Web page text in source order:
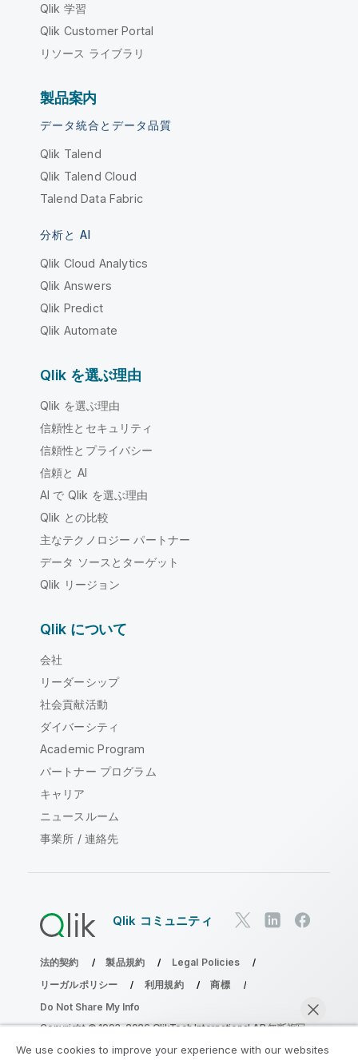
Qlik 学習
Qlik Customer Portal
リソース ライブラリ
製品案内
データ統合とデータ品質
Qlik Talend
Qlik Talend Cloud
Talend Data Fabric
分析と AI
Qlik Cloud Analytics
Qlik Answers
Qlik Predict
Qlik Automate
Qlik を選ぶ理由
Qlik を選ぶ理由
信頼性とセキュリティ
信頼性とプライバシー
信頼と AI
AI で Qlik を選ぶ理由
Qlik との比較
主なテクノロジー パートナー
データ ソースとターゲット
Qlik リージョン
Qlik について
会社
リーダーシップ
社会貢献活動
ダイバーシティ
Academic Program
パートナー プログラム
キャリア
ニュースルーム
事業所 / 連絡先
Qlik コミュニティ
法的契約 製品規約
Legal Policies
リーガルポリシー
利用規約
商標
Do Not Share My Info
Copyright © 1993-2026 QlikTech International AB.無断複写・
We use cookies to improve your experience with our websites